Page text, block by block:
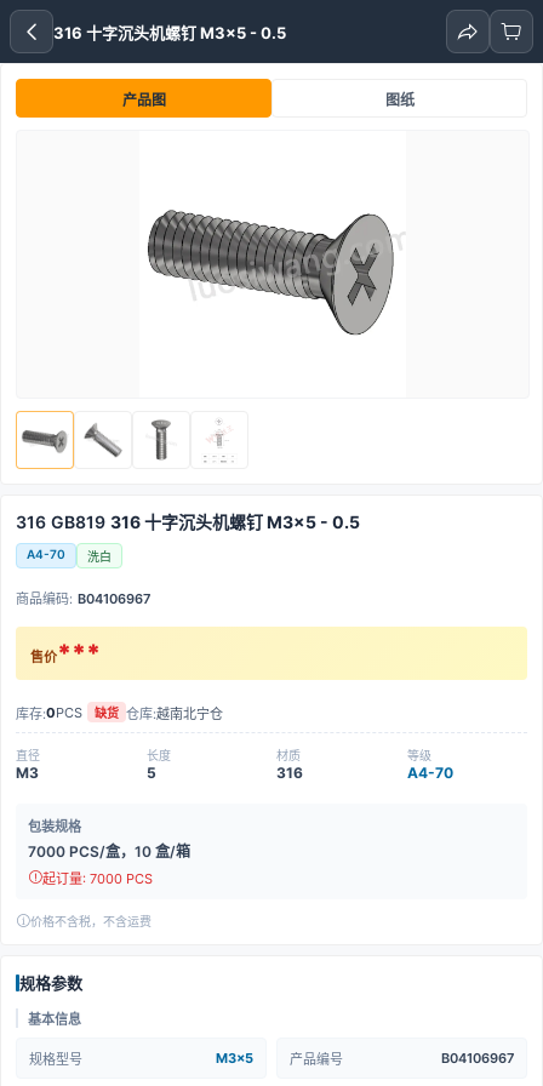
316 十字沉头机螺钉 M3x5 - 0.5
产品图 图纸
316 GB819 316 十字沉头机螺钉 M3x5 - 0.5
A4-70 洗白
商品编码: B04106967
售价***
库存:0PCS 缺货 仓库:越南北宁仓
直径
M3
长度
5
材质
316
等级
A4-70
包装规格
7000 PCS/盒，10 盒/箱
起订量: 7000 PCS
价格不含税，不含运费
规格参数
基本信息
规格型号 M3x5 产品编号 B04106967